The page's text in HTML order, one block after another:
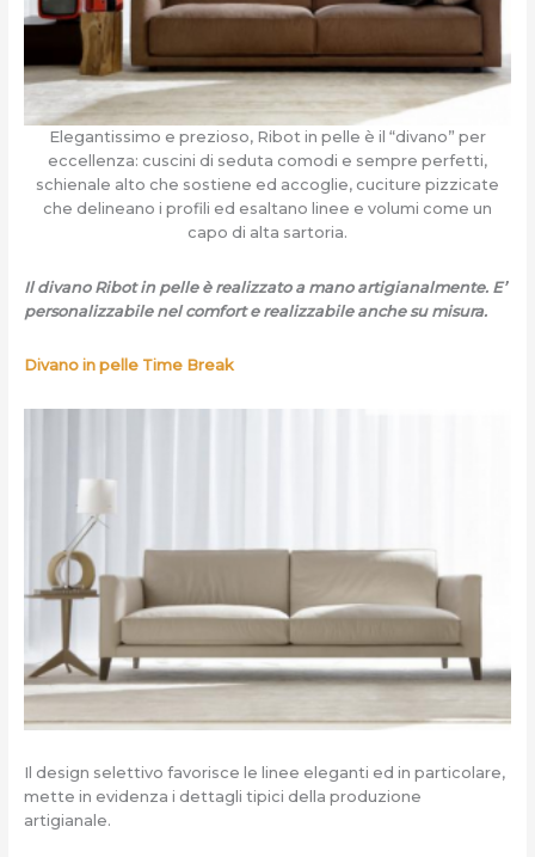
Elegantissimo e prezioso, Ribot in pelle è il “divano” per
eccellenza: cuscini di seduta comodi e sempre perfetti,
schienale alto che sostiene ed accoglie, cuciture pizzicate
che delineano i profili ed esaltano linee e volumi come un
capo di alta sartoria.
Il divano Ribot in pelle è realizzato a mano artigianalmente. E’
personalizzabile nel comfort e realizzabile anche su misura.
Divano in pelle Time Break
Il design selettivo favorisce le linee eleganti ed in particolare,
mette in evidenza i dettagli tipici della produzione
artigianale.